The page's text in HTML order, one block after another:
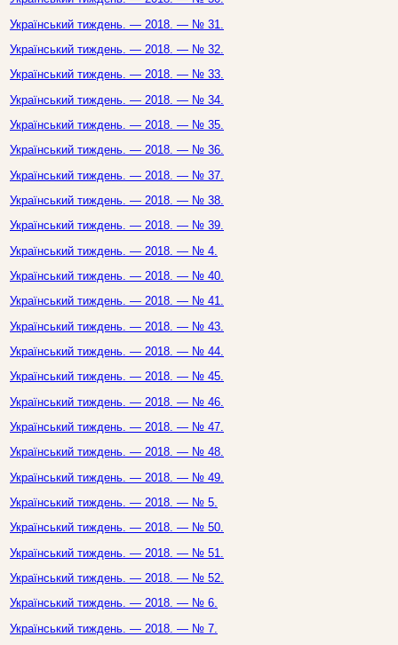
Український тиждень. — 2018. — № 31.
Український тиждень. — 2018. — № 32.
Український тиждень. — 2018. — № 33.
Український тиждень. — 2018. — № 34.
Український тиждень. — 2018. — № 35.
Український тиждень. — 2018. — № 36.
Український тиждень. — 2018. — № 37.
Український тиждень. — 2018. — № 38.
Український тиждень. — 2018. — № 39.
Український тиждень. — 2018. — № 4.
Український тиждень. — 2018. — № 40.
Український тиждень. — 2018. — № 41.
Український тиждень. — 2018. — № 43.
Український тиждень. — 2018. — № 44.
Український тиждень. — 2018. — № 45.
Український тиждень. — 2018. — № 46.
Український тиждень. — 2018. — № 47.
Український тиждень. — 2018. — № 48.
Український тиждень. — 2018. — № 49.
Український тиждень. — 2018. — № 5.
Український тиждень. — 2018. — № 50.
Український тиждень. — 2018. — № 51.
Український тиждень. — 2018. — № 52.
Український тиждень. — 2018. — № 6.
Український тиждень. — 2018. — № 7.